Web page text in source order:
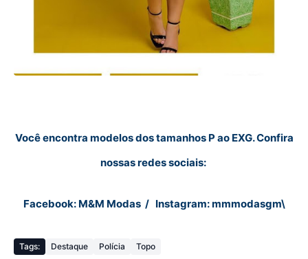
Você encontra modelos dos tamanhos P ao EXG. Confira
nossas redes sociais:
Facebook: M&M Modas / Instagram: mmmodasgm\
Tags: Destaque Polícia Topo